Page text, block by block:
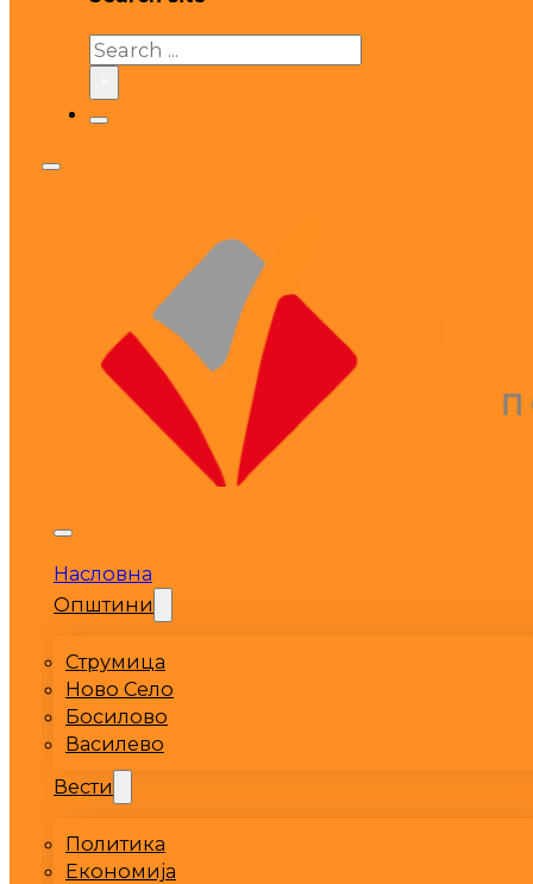
Search
Насловна
Општини
Струмица
Ново Село
Босилово
Василево
Вести
Политика
Економија